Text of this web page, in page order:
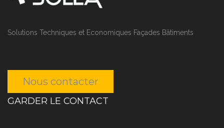
Solutions Techniques et Economiques Façades Bâtiments
Nous contacter
GARDER LE CONTACT